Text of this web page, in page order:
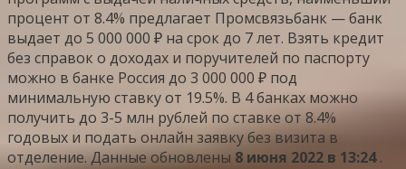
процент от 8.4% предлагает Промсвязьбанк — банк
выдает до 5 000 000 ₽ на срок до 7 лет. Взять кредит
без справок о доходах и поручителей по паспорту
можно в банке Россия до 3 000 000 ₽ под
минимальную ставку от 19.5%. В 4 банках можно
получить до 3-5 млн рублей по ставке от 8.4%
годовых и подать онлайн заявку без визита в
отделение. Данные обновлены 8 июня 2022 в 13:24.